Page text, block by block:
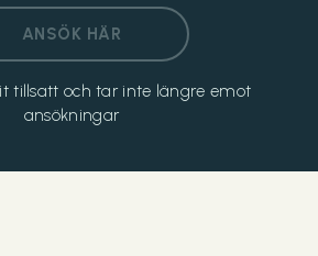
ANSÖK HÄR
tillsatt och tar inte längre emot
ansökningar